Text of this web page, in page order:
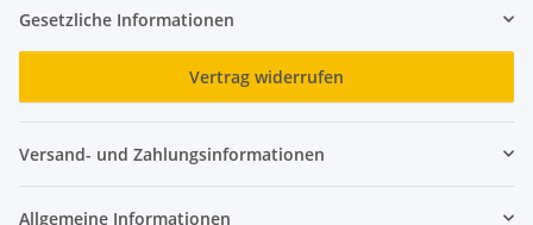
Gesetzliche Informationen
Vertrag widerrufen
Versand- und Zahlungsinformationen
Allgemeine Informationen